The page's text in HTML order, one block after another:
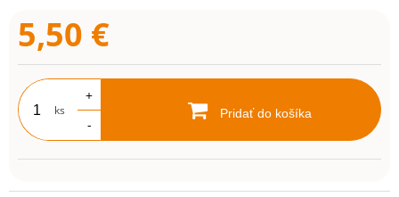
5,50 €
ks
+
-
Pridať do košíka